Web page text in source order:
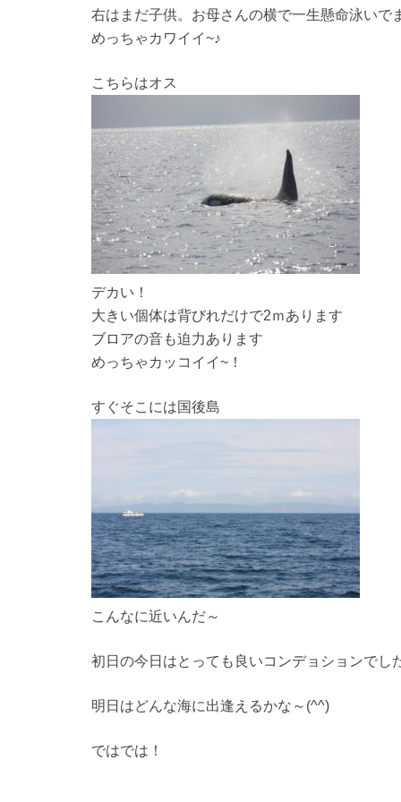
右はまだ子供。お母さんの横で一生懸命泳いで
めっちゃカワイイ~♪
こちらはオス
デカい！
大きい個体は背びれだけで2ｍあります
ブロアの音も迫力あります
めっちゃカッコイイ~！
すぐそこには国後島
こんなに近いんだ～
初日の今日はとっても良いコンデョションでし
明日はどんな海に出逢えるかな～(^^)
ではでは！